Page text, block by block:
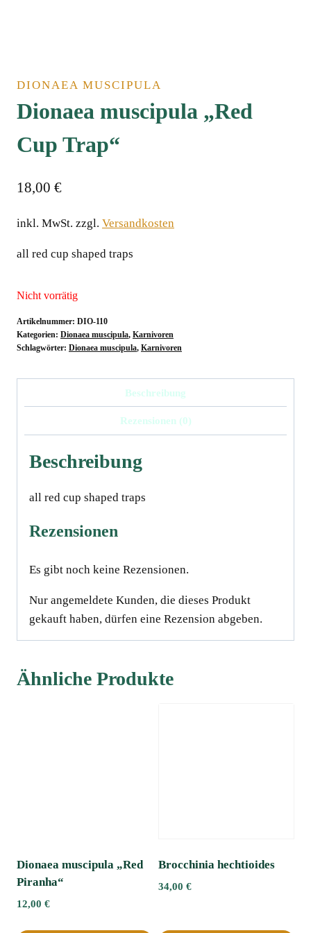
DIONAEA MUSCIPULA
Dionaea muscipula „Red
Cup Trap“
18,00 €
inkl. MwSt. zzgl. Versandkosten
all red cup shaped traps
Nicht vorrätig
Artikelnummer: DIO-110
Kategorien: Dionaea muscipula, Karnivoren
Schlagwörter: Dionaea muscipula, Karnivoren
Beschreibung
Rezensionen (0)
Beschreibung
all red cup shaped traps
Rezensionen
Es gibt noch keine Rezensionen.
Nur angemeldete Kunden, die dieses Produkt
gekauft haben, dürfen eine Rezension abgeben.
Ähnliche Produkte
Dionaea muscipula „Red
Piranha“
12,00 €
Brocchinia hechtioides
34,00 €